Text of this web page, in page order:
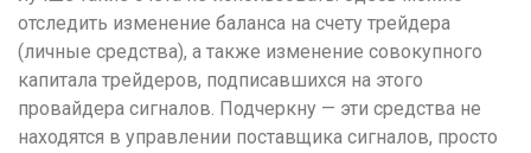
отследить изменение баланса на счету трейдера
(личные средства), а также изменение совокупного
капитала трейдеров, подписавшихся на этого
провайдера сигналов. Подчеркну — эти средства не
находятся в управлении поставщика сигналов, просто